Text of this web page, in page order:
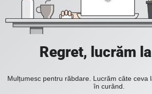
Regret, lucrăm
Mulțumesc pentru răbdare. Lucrăm câte ceva
în curând.